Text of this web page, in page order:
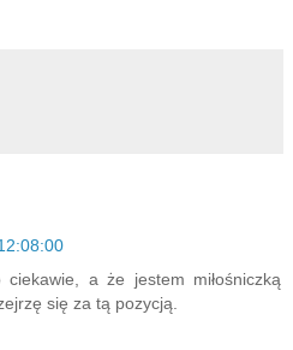
a że jestem miłośniczką
się za tą pozycją.